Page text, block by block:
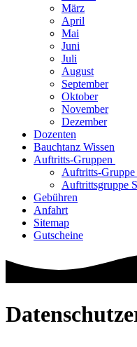
März
April
Mai
Juni
Juli
August
September
Oktober
November
Dezember
Dozenten
Bauchtanz Wissen
Auftritts-Gruppen
Auftritts-
Auftrittsgruppe
Gebühren
Anfahrt
Sitemap
Gutscheine